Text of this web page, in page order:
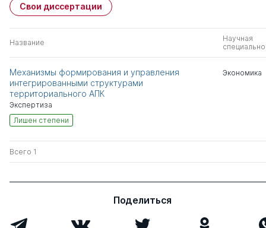
Свои диссертации
Название
Научная
Механизмы формирования и управления
интегрированными структурами
территориального АПК
Экспертиза
Лишен степени
Экономика
Всего 1
Поделиться